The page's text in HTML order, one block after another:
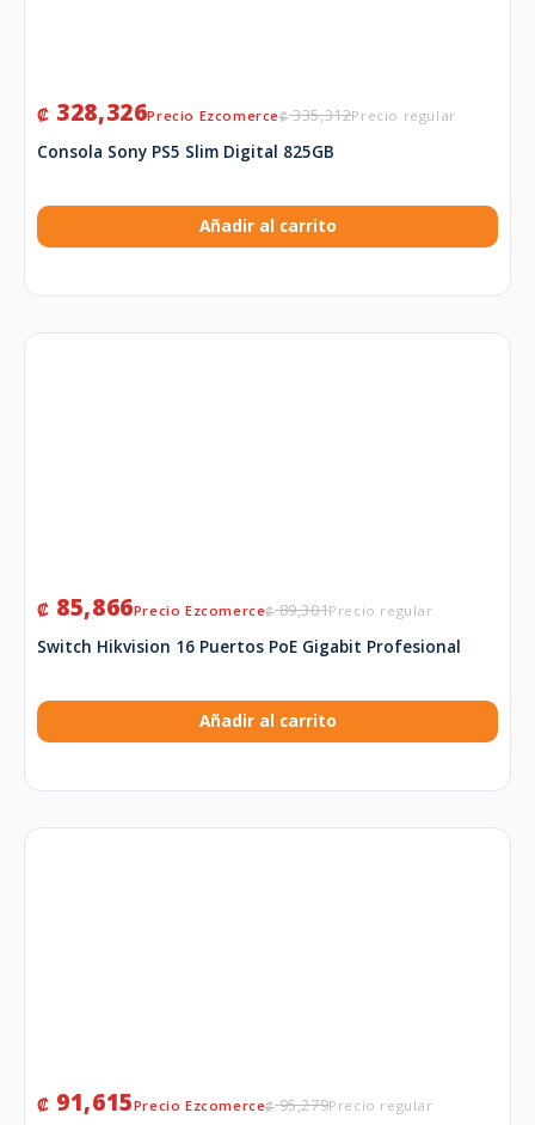
₡335,312
₡ 328,326
Consola Sony PS5 Slim Digital 825GB
Añadir al carrito
₡89,301
₡ 85,866
Switch Hikvision 16 Puertos PoE Gigabit Profesional
Añadir al carrito
₡95,279
₡ 91,615